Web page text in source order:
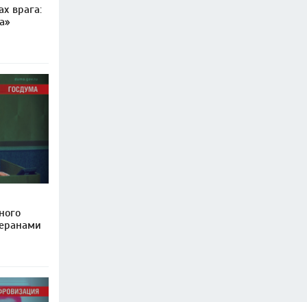
врага: